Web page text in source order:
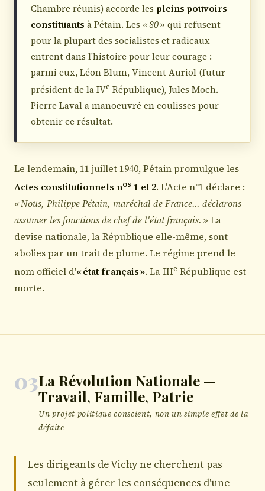
Chambre réunis) accorde les pleins pouvoirs
constituants à Pétain. Les « 80 » qui refusent —
pour la plupart des socialistes et radicaux —
entrent dans l'histoire pour leur courage :
parmi eux, Léon Blum, Vincent Auriol (futur
président de la IVe République), Jules Moch.
Pierre Laval a manoeuvré en coulisses pour
obtenir ce résultat.
Le lendemain, 11 juillet 1940, Pétain promulgue les
Actes constitutionnels nos 1 et 2. L'Acte n°1 déclare :
« Nous, Philippe Pétain, maréchal de France… déclarons
assumer les fonctions de chef de l'état français. » La
devise nationale, la République elle-même, sont
abolies par un trait de plume. Le régime prend le
nom officiel d'« état français ». La IIIe République est
morte.
03La Révolution Nationale —
Travail, Famille, Patrie
Un projet politique conscient, non un simple effet de la
défaite
Les dirigeants de Vichy ne cherchent pas
seulement à gérer les conséquences d'une